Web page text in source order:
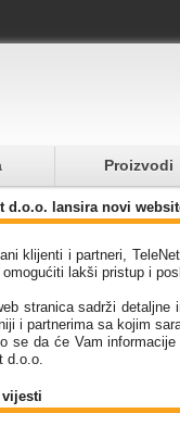
Proizvodi
d.o.o. lansira novi
klijenti i partneri,
lakši pristup i
stranica sadrži
i partnerima sa kojim
se da će Vam
d.o.o.
vijesti